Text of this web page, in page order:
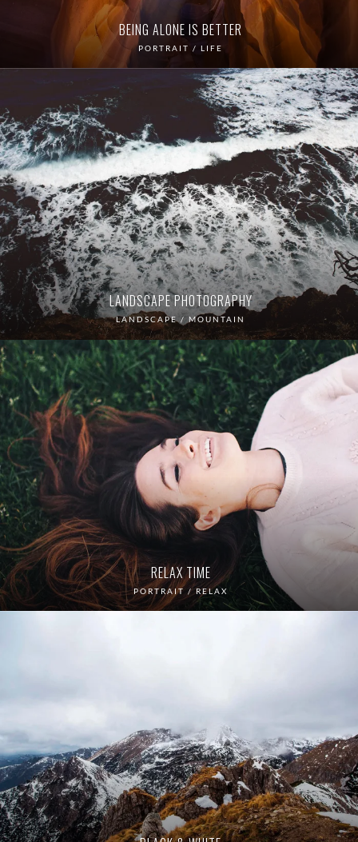
BEING ALONE IS BETTER
PORTRAIT / LIFE
LANDSCAPE PHOTOGRAPHY
LANDSCAPE / MOUNTAIN
RELAX TIME
PORTRAIT / RELAX